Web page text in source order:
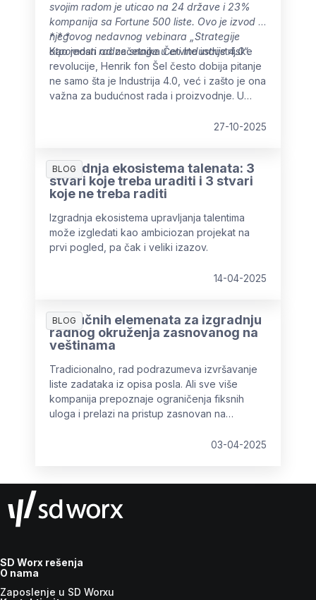
svojim radom je uticao na 24 države i 23%
kompanija sa Fortune 500 liste. Ovo je izvod iz
njegovog nedavnog vebinara „Strategije
otpornosti radne snage u eri Industrije 4.0“.
* * *
Kao jedan od začetnika Četvrte industrijske
revolucije, Henrik fon Šel često dobija pitanje
ne samo šta je Industrija 4.0, već i zašto je ona
važna za budućnost rada i proizvodnje. U
dimenziju te transformacije – aspekt koji se
27-10-2025
BLOG
Izgradnja ekosistema talenata: 3
stvari koje treba uraditi i 3 stvari
koje ne treba raditi
Izgradnja ekosistema upravljanja talentima
može izgledati kao ambiciozan projekat na
prvi pogled, pa čak i veliki izazov.
14-04-2025
BLOG
5 Ključnih elemenata za izgradnju
radnog okruženja zasnovanog na
veštinama
Tradicionalno, rad podrazumeva izvršavanje
liste zadataka iz opisa posla. Ali sve više
kompanija prepoznaje ograničenja fiksnih
uloga i prelazi na pristup zasnovan na
03-04-2025
SD Worx rešenja
O nama
Zaposlenje u SD Worxu